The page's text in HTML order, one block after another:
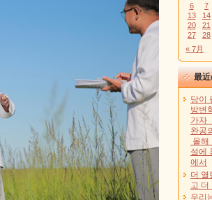
« 7月
6
7
13
14
20
21
27
28
最
당이
방변
가자
완공
올해
설에
에서
더 열
고
우리